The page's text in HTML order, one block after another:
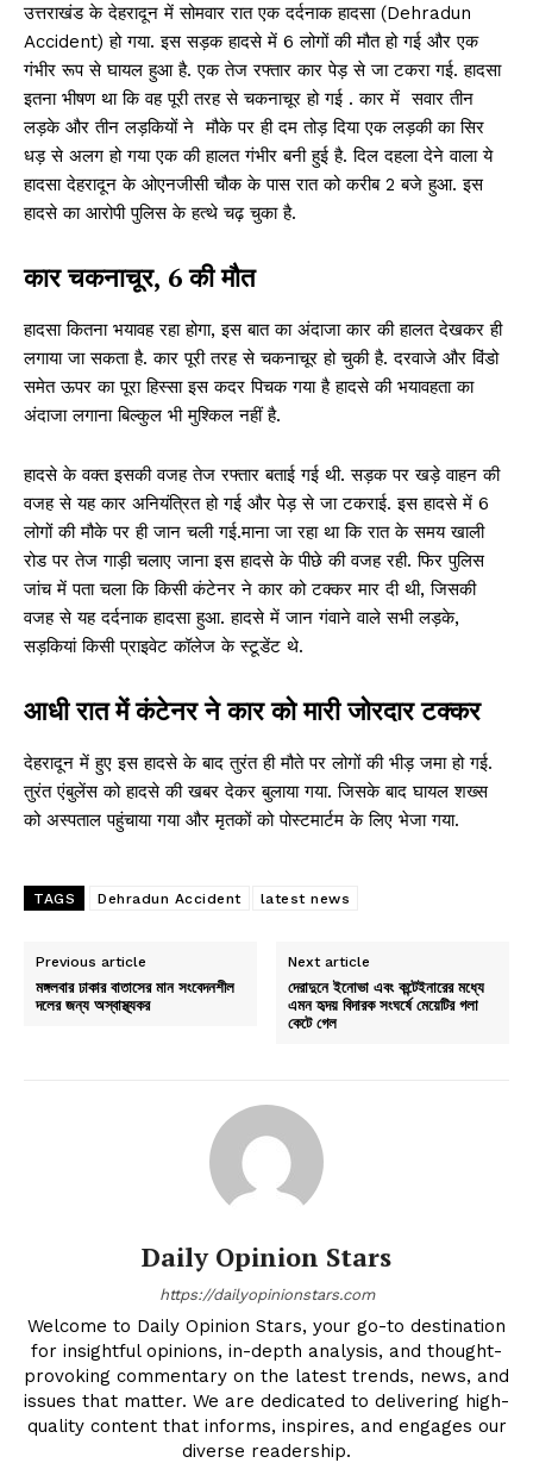
उत्तराखंड के देहरादून में सोमवार रात एक दर्दनाक हादसा (Dehradun
Accident) हो गया. इस सड़क हादसे में 6 लोगों की मौत हो गई और एक
गंभीर रूप से घायल हुआ है. एक तेज रफ्तार कार पेड़ से जा टकरा गई. हादसा
इतना भीषण था कि वह पूरी तरह से चकनाचूर हो गई . कार में सवार तीन
लड़के और तीन लड़कियों ने मौके पर ही दम तोड़ दिया एक लड़की का सिर
धड़ से अलग हो गया एक की हालत गंभीर बनी हुई है. दिल दहला देने वाला ये
हादसा देहरादून के ओएनजीसी चौक के पास रात को करीब 2 बजे हुआ. इस
हादसे का आरोपी पुलिस के हत्थे चढ़ चुका है.
कार चकनाचूर, 6 की मौत
हादसा कितना भयावह रहा होगा, इस बात का अंदाजा कार की हालत देखकर ही
लगाया जा सकता है. कार पूरी तरह से चकनाचूर हो चुकी है. दरवाजे और विंडो
समेत ऊपर का पूरा हिस्सा इस कदर पिचक गया है हादसे की भयावहता का
अंदाजा लगाना बिल्कुल भी मुश्किल नहीं है.
हादसे के वक्त इसकी वजह तेज रफ्तार बताई गई थी. सड़क पर खड़े वाहन की
वजह से यह कार अनियंत्रित हो गई और पेड़ से जा टकराई. इस हादसे में 6
लोगों की मौके पर ही जान चली गई.माना जा रहा था कि रात के समय खाली
रोड पर तेज गाड़ी चलाए जाना इस हादसे के पीछे की वजह रही. फिर पुलिस
जांच में पता चला कि किसी कंटेनर ने कार को टक्कर मार दी थी, जिसकी
वजह से यह दर्दनाक हादसा हुआ. हादसे में जान गंवाने वाले सभी लड़के,
सड़कियां किसी प्राइवेट कॉलेज के स्टूडेंट थे.
आधी रात में कंटेनर ने कार को मारी जोरदार टक्कर
देहरादून में हुए इस हादसे के बाद तुरंत ही मौते पर लोगों की भीड़ जमा हो गई.
तुरंत एंबुलेंस को हादसे की खबर देकर बुलाया गया. जिसके बाद घायल शख्स
को अस्पताल पहुंचाया गया और मृतकों को पोस्टमार्टम के लिए भेजा गया.
TAGS Dehradun Accident latest news
Previous article
মঙ্গলবার ঢাকার বাতাসের মান সংবেদনশীল
দলের জন্য অস্বাস্থ্যকর
Next article
দেরাদুনে ইনোভা এবং কন্টেইনারের মধ্যে
এমন হৃদয় বিদারক সংঘর্ষে মেয়েটির গলা
কেটে গেল
Daily Opinion Stars
https://dailyopinionstars.com
Welcome to Daily Opinion Stars, your go-to destination
for insightful opinions, in-depth analysis, and thought-
provoking commentary on the latest trends, news, and
issues that matter. We are dedicated to delivering high-
quality content that informs, inspires, and engages our
diverse readership.